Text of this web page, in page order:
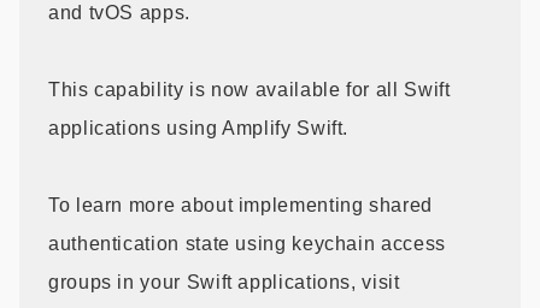
and tvOS apps.
This capability is now available for all Swift
applications using Amplify Swift.
To learn more about implementing shared
authentication state using keychain access
groups in your Swift applications, visit